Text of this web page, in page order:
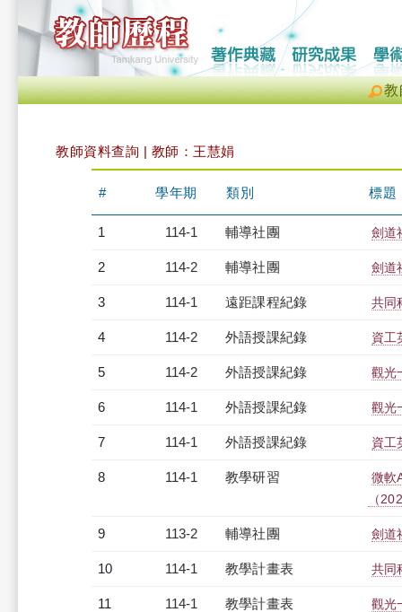
教
教師資料查詢 | 教師：王慧娟
# 學年期 類別 標題
1 114-1 輔導社團 劍道
2 114-2 輔導社團 劍道
3 114-1 遠距課程紀錄 共同
4 114-2 外語授課紀錄 資工
5 114-2 外語授課紀錄 觀光
6 114-1 外語授課紀錄 觀光
7 114-1 外語授課紀錄 資工
8 114-1 教學研習
微軟
（
9 113-2 輔導社團 劍道
10 114-1 教學計畫表 共同
11 114-1 教學計畫表 觀光